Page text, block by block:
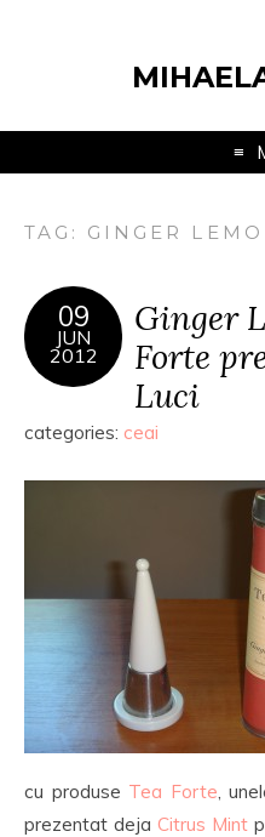
TAG: GINGER
09
JUN
2012
Ginger
Forte
Luci
categories: ceai
cu produse Tea Forte,
prezentat deja Citrus Mint